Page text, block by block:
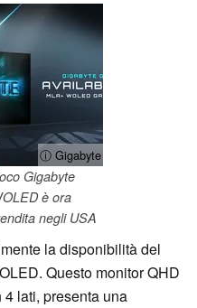
ⓘ Gigabyte
Gigabyte
è ora
negli USA
la disponibilità del
Questo monitor QHD
lati, presenta una